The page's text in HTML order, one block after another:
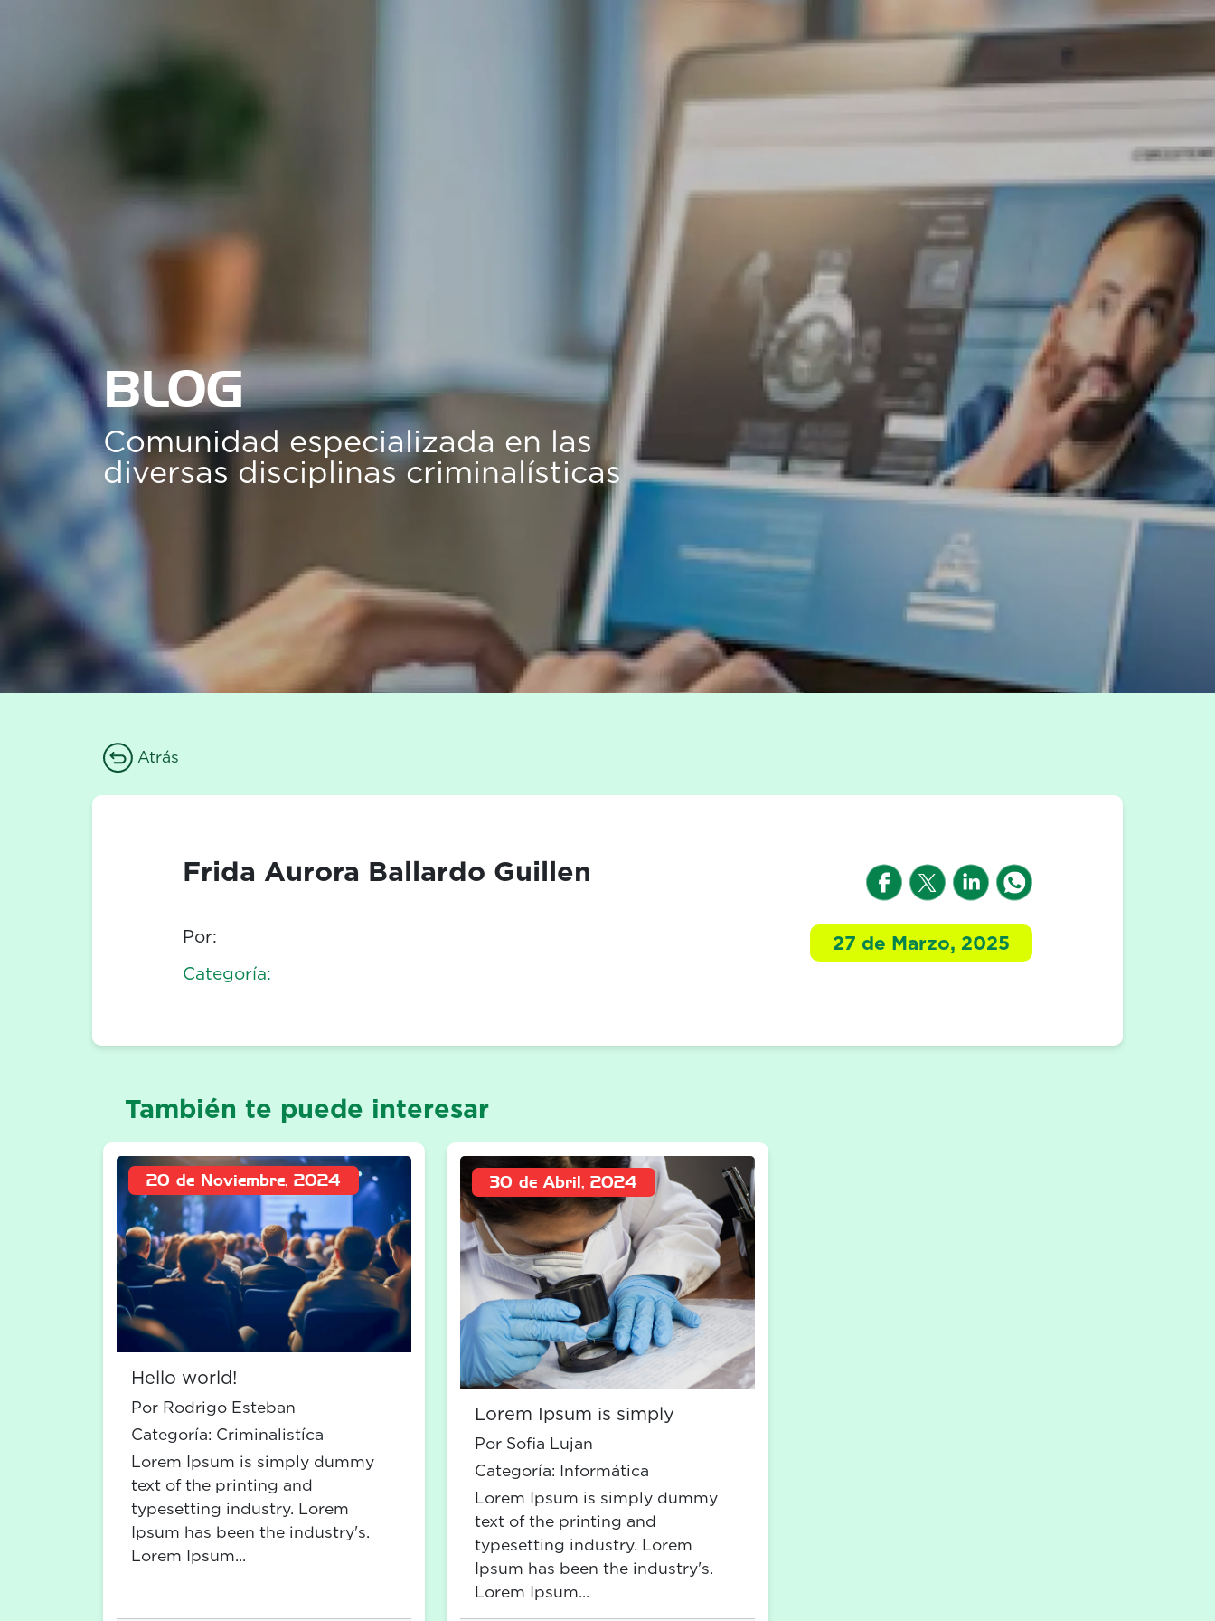
Certificados Soluciones Contáctanos
BLOG
Comunidad especializada en las
diversas disciplinas criminalísticas
Atrás
Frida Aurora Ballardo Guillen
Por: 27 de Marzo, 2025
Categoría:
También te puede interesar
20 de Noviembre, 2024
Hello world!
Por Rodrigo Esteban
Categoría: Criminalistíca
Lorem Ipsum is simply dummy
text of the printing and
typesetting industry. Lorem
Ipsum has been the industry's.
Lorem Ipsum...
30 de Abril, 2024
Lorem Ipsum is simply
Por Sofia Lujan
Categoría: Informática
Lorem Ipsum is simply dummy
text of the printing and
typesetting industry. Lorem
Ipsum has been the industry's.
Lorem Ipsum...